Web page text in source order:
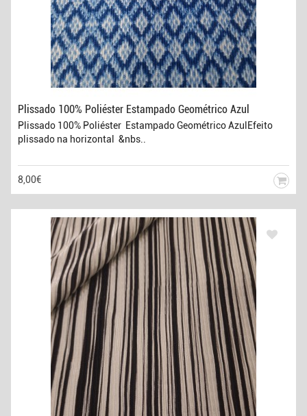
Plissado 100% Poliéster Estampado Geométrico Azul
Plissado 100% Poliéster Estampado Geométrico AzulEfeito
plissado na horizontal &nbs..
8,00€